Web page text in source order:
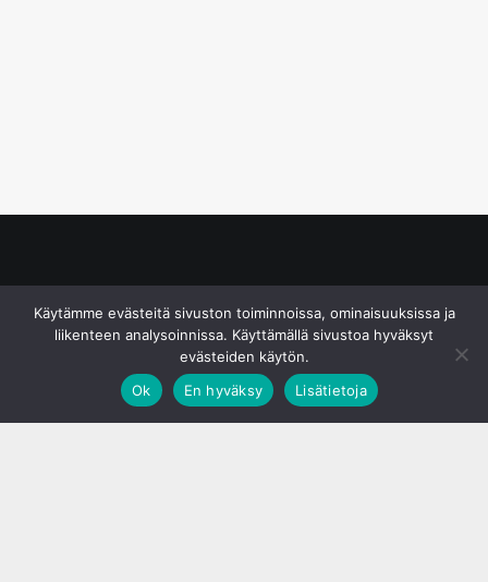
Käytämme evästeitä sivuston toiminnoissa, ominaisuuksissa ja
liikenteen analysoinnissa. Käyttämällä sivustoa hyväksyt
evästeiden käytön.
Ok
En hyväksy Lisätietoja